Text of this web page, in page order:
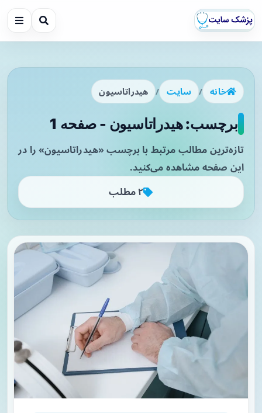
خانه / سایت / هیدراتاسیون
برچسب: هیدراتاسیون - صفحه 1
تازه‌ترین مطالب مرتبط با برچسب «هیدراتاسیون» را در
این صفحه مشاهده می‌کنید.
۲ مطلب